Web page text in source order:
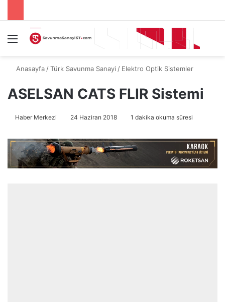
Menü
Anasayfa /Türk Savunma Sanayi / Elektro Optik Sistemler
ASELSAN CATS FLIR Sistemi
Haber Merkezi 24 Haziran 2018 1 dakika okuma süresi